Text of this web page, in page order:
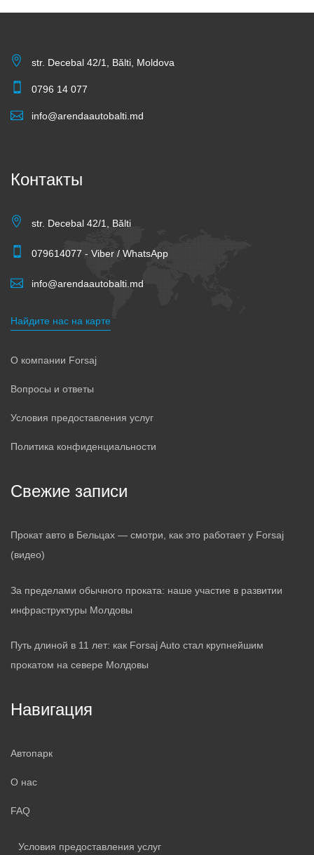
str. Decebal 42/1, Bălti, Moldova
0796 14 077
info@arendaautobalti.md
Контакты
str. Decebal 42/1, Bălti
079614077 - Viber / WhatsApp
info@arendaautobalti.md
Найдите нас на карте
О компании Forsaj
Вопросы и ответы
Условия предоставления услуг
Политика конфиденциальности
Свежие записи
Прокат авто в Бельцах — смотри, как это работает у Forsaj
(видео)
За пределами обычного проката: наше участие в развитии
инфраструктуры Молдовы
Путь длиной в 11 лет: как Forsaj Auto стал крупнейшим
прокатом на севере Молдовы
Навигация
Автопарк
О нас
FAQ
Условия предоставления услуг